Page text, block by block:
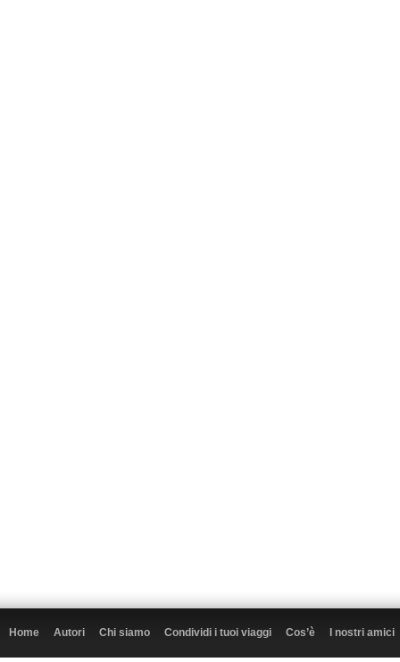
Home Autori Chi siamo Condividi i tuoi viaggi Cos’è I nostri amici